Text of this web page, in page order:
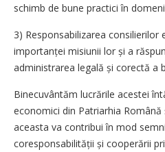
schimb de bune practici în
3) Responsabilizarea consilierilor
importanței misiunii lor și a
administrarea legală și corectă a
Binecuvântăm lucrările acestei
economici din Patriarhia
aceasta va contribui în mod
coresponsabilității și cooperării